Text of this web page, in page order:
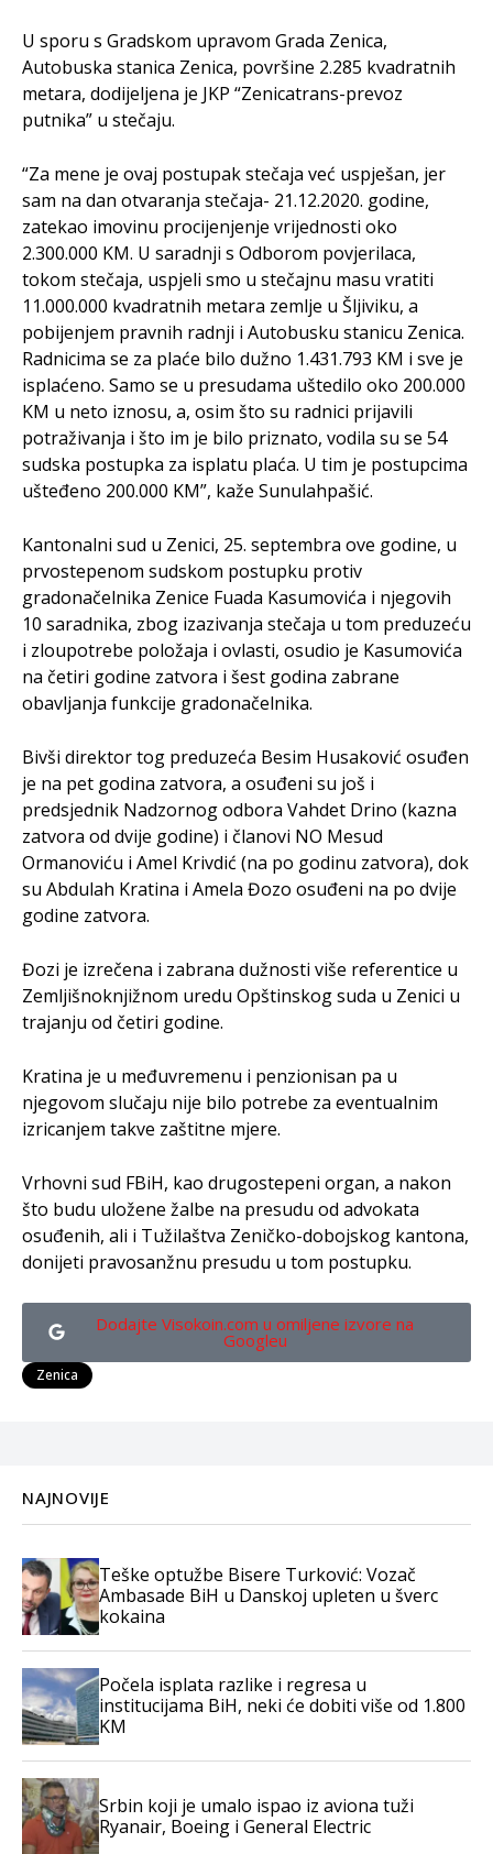
U sporu s Gradskom upravom Grada Zenica,
Autobuska stanica Zenica, površine 2.285 kvadratnih
metara, dodijeljena je JKP “Zenicatrans-prevoz
putnika” u stečaju.
“Za mene je ovaj postupak stečaja već uspješan, jer
sam na dan otvaranja stečaja- 21.12.2020. godine,
zatekao imovinu procijenjenje vrijednosti oko
2.300.000 KM. U saradnji s Odborom povjerilaca,
tokom stečaja, uspjeli smo u stečajnu masu vratiti
11.000.000 kvadratnih metara zemlje u Šljiviku, a
pobijenjem pravnih radnji i Autobusku stanicu Zenica.
Radnicima se za plaće bilo dužno 1.431.793 KM i sve je
isplaćeno. Samo se u presudama uštedilo oko 200.000
KM u neto iznosu, a, osim što su radnici prijavili
potraživanja i što im je bilo priznato, vodila su se 54
sudska postupka za isplatu plaća. U tim je postupcima
ušteđeno 200.000 KM”, kaže Sunulahpašić.
Kantonalni sud u Zenici, 25. septembra ove godine, u
prvostepenom sudskom postupku protiv
gradonačelnika Zenice Fuada Kasumovića i njegovih
10 saradnika, zbog izazivanja stečaja u tom preduzeću
i zloupotrebe položaja i ovlasti, osudio je Kasumovića
na četiri godine zatvora i šest godina zabrane
obavljanja funkcije gradonačelnika.
Bivši direktor tog preduzeća Besim Husaković osuđen
je na pet godina zatvora, a osuđeni su još i
predsjednik Nadzornog odbora Vahdet Drino (kazna
zatvora od dvije godine) i članovi NO Mesud
Ormanoviću i Amel Krivdić (na po godinu zatvora), dok
su Abdulah Kratina i Amela Đozo osuđeni na po dvije
godine zatvora.
Đozi je izrečena i zabrana dužnosti više referentice u
Zemljišnoknjižnom uredu Opštinskog suda u Zenici u
trajanju od četiri godine.
Kratina je u međuvremenu i penzionisan pa u
njegovom slučaju nije bilo potrebe za eventualnim
izricanjem takve zaštitne mjere.
Vrhovni sud FBiH, kao drugostepeni organ, a nakon
što budu uložene žalbe na presudu od advokata
osuđenih, ali i Tužilaštva Zeničko-dobojskog kantona,
donijeti pravosanžnu presudu u tom postupku.
Dodajte Visokoin.com u omiljene izvore na
Googleu
Zenica
NAJNOVIJE
Teške optužbe Bisere Turković: Vozač
Ambasade BiH u Danskoj upleten u šverc
kokaina
Počela isplata razlike i regresa u
institucijama BiH, neki će dobiti više od 1.800
KM
Srbin koji je umalo ispao iz aviona tuži
Ryanair, Boeing i General Electric